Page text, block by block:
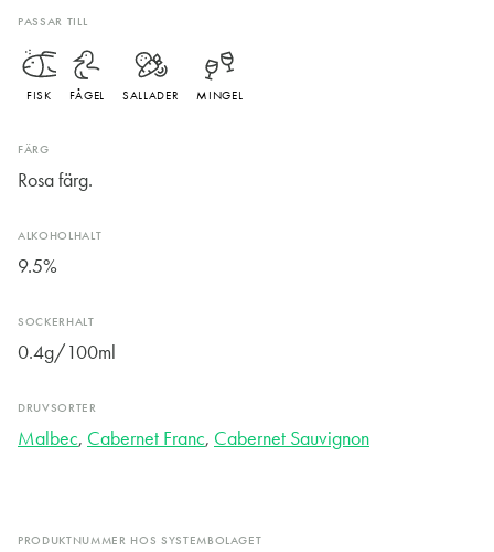
PRODUKTNUMMER HOS SYSTEMBOLAGET
PASSAR TILL
FISK FÅGEL SALLADER MINGEL
FÄRG
Rosa färg.
ALKOHOLHALT
9.5%
SOCKERHALT
0.4g/100ml
DRUVSORTER
Malbec, Cabernet Franc, Cabernet Sauvignon